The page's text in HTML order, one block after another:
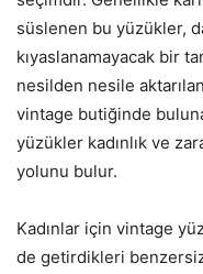
süslenen bu yüzükler,
kıyaslanamayacak bir
nesilden nesile
vintage butiğinde
yüzükler kadınlık ve
yolunu bulur.
Kadınlar için vintage
de getirdikleri